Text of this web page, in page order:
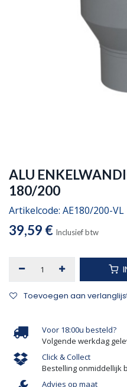
ALU
180/200
Artikelcode: AE180/200-VL
39,59 € Inclusief btw
Toevoegen aan
Voor 18:00u besteld?
Volgende werkdag
Click & Collect
Bestelling onmiddellijk
Advies op maat